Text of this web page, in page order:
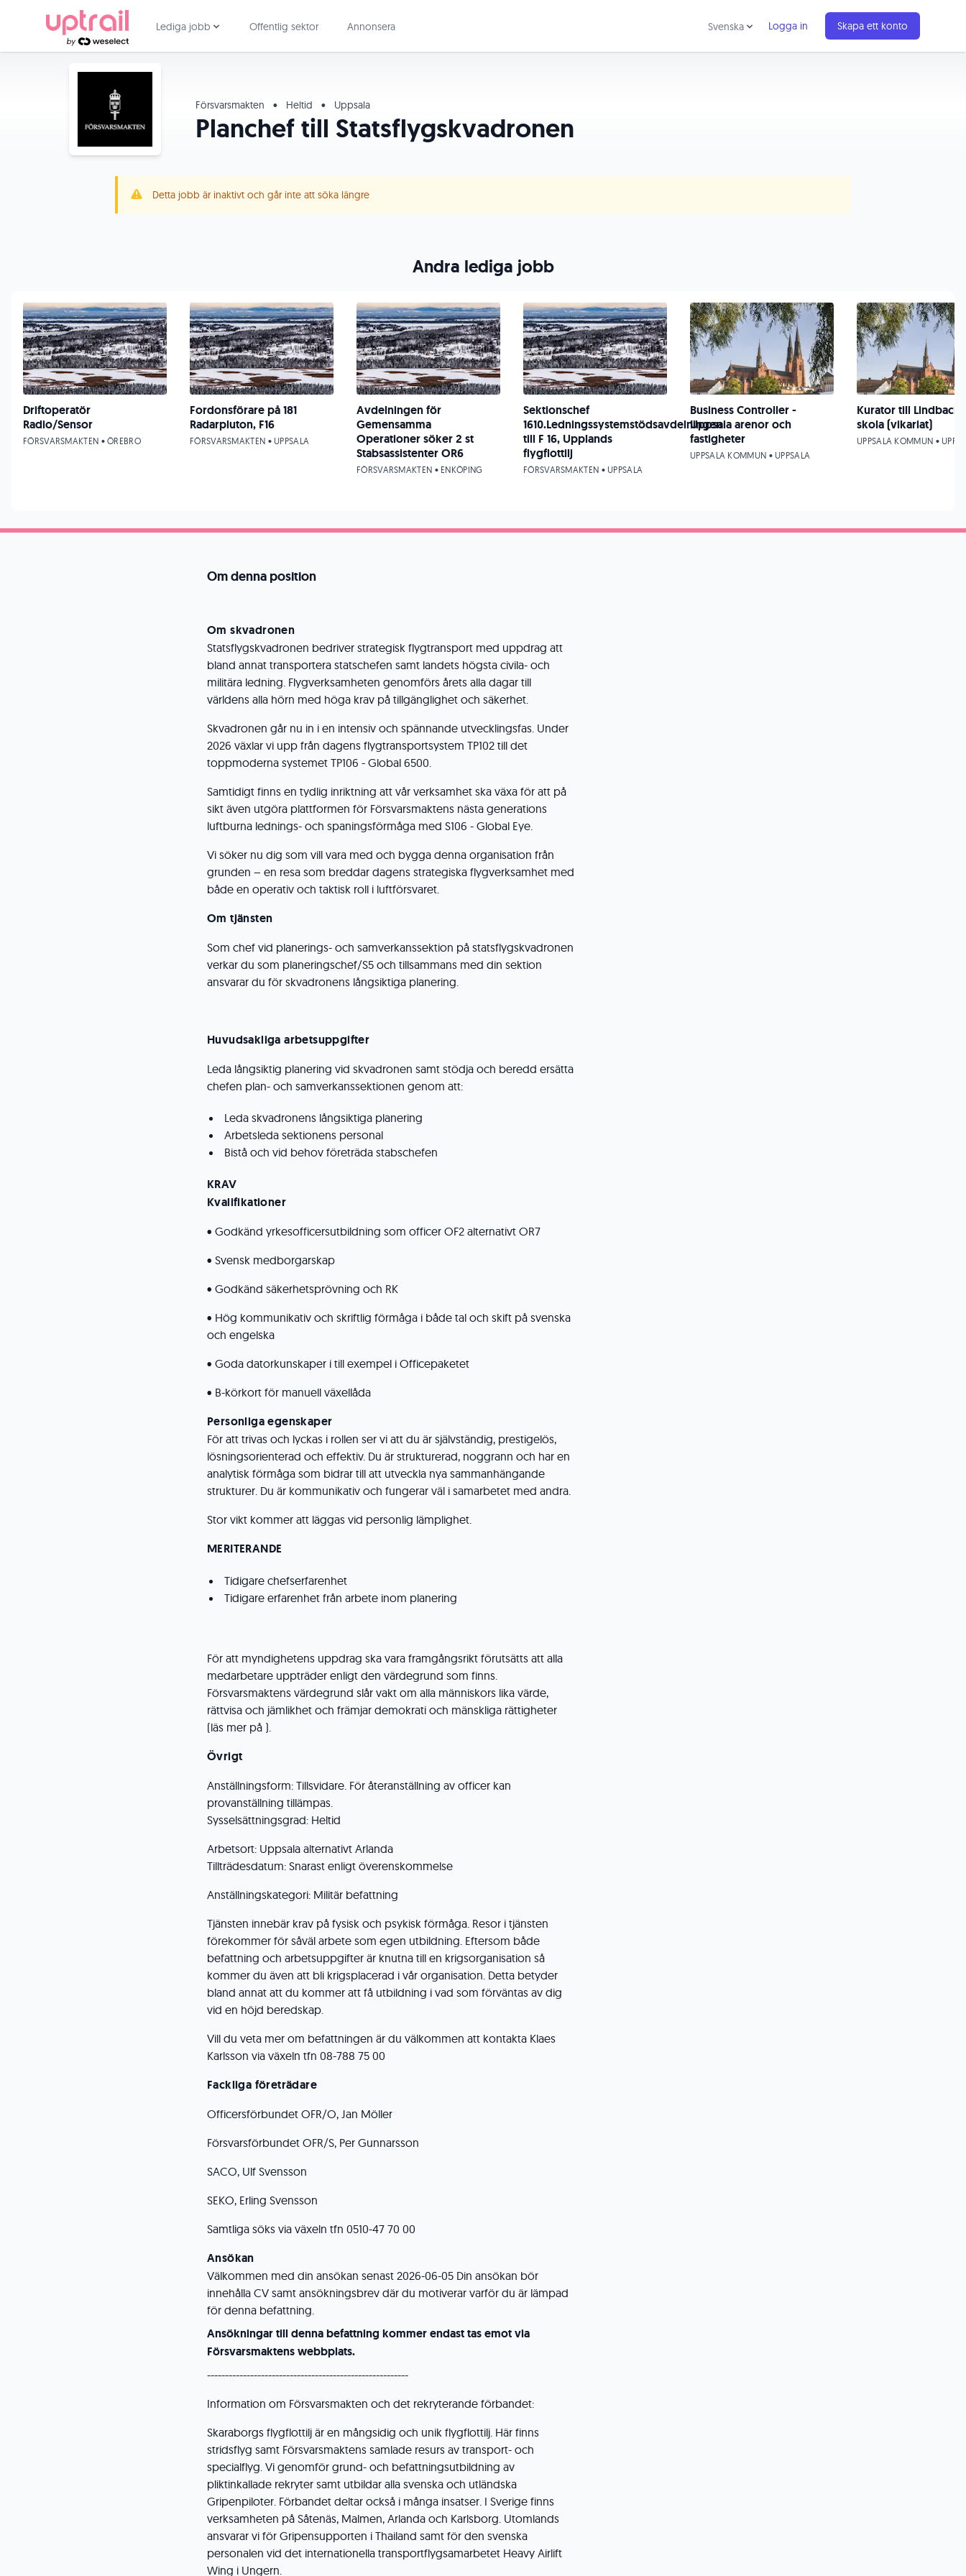
Lediga jobb Offentlig sektor Annonsera Svenska Logga in Skapa ett konto
Försvarsmakten • Heltid • Uppsala
Planchef till Statsflygskvadronen
Detta jobb är inaktivt och går inte att söka längre
Om denna position
Om skvadronen
Statsflygskvadronen bedriver strategisk flygtransport med uppdrag att
bland annat transportera statschefen samt landets högsta civila- och
militära ledning. Flygverksamheten genomförs årets alla dagar till
världens alla hörn med höga krav på tillgänglighet och säkerhet.
Skvadronen går nu in i en intensiv och spännande utvecklingsfas. Under
2026 växlar vi upp från dagens flygtransportsystem TP102 till det
toppmoderna systemet TP106 - Global 6500.
Samtidigt finns en tydlig inriktning att vår verksamhet ska växa för att på
sikt även utgöra plattformen för Försvarsmaktens nästa generations
luftburna lednings- och spaningsförmåga med S106 - Global Eye.
Vi söker nu dig som vill vara med och bygga denna organisation från
grunden – en resa som breddar dagens strategiska flygverksamhet med
både en operativ och taktisk roll i luftförsvaret.
Om tjänsten
Som chef vid planerings- och samverkanssektion på statsflygskvadronen
verkar du som planeringschef/S5 och tillsammans med din sektion
ansvarar du för skvadronens långsiktiga planering.
Huvudsakliga arbetsuppgifter
Leda långsiktig planering vid skvadronen samt stödja och beredd ersätta
chefen plan- och samverkanssektionen genom att:
Leda skvadronens långsiktiga planering
Arbetsleda sektionens personal
Bistå och vid behov företräda stabschefen
KRAV
Kvalifikationer
• Godkänd yrkesofficersutbildning som officer OF2 alternativt OR7
• Svensk medborgarskap
• Godkänd säkerhetsprövning och RK
• Hög kommunikativ och skriftlig förmåga i både tal och skift på svenska
och engelska
• Goda datorkunskaper i till exempel i Officepaketet
• B-körkort för manuell växellåda
Personliga egenskaper
För att trivas och lyckas i rollen ser vi att du är självständig, prestigelös,
lösningsorienterad och effektiv. Du är strukturerad, noggrann och har en
analytisk förmåga som bidrar till att utveckla nya sammanhängande
strukturer. Du är kommunikativ och fungerar väl i samarbetet med andra.
Stor vikt kommer att läggas vid personlig lämplighet.
MERITERANDE
Tidigare chefserfarenhet
Tidigare erfarenhet från arbete inom planering
För att myndighetens uppdrag ska vara framgångsrikt förutsätts att alla
medarbetare uppträder enligt den värdegrund som finns.
Försvarsmaktens värdegrund slår vakt om alla människors lika värde,
rättvisa och jämlikhet och främjar demokrati och mänskliga rättigheter
(läs mer på ).
Övrigt
Anställningsform: Tillsvidare. För återanställning av officer kan
provanställning tillämpas.
Sysselsättningsgrad: Heltid
Arbetsort: Uppsala alternativt Arlanda
Tillträdesdatum: Snarast enligt överenskommelse
Anställningskategori: Militär befattning
Tjänsten innebär krav på fysisk och psykisk förmåga. Resor i tjänsten
förekommer för såväl arbete som egen utbildning. Eftersom både
befattning och arbetsuppgifter är knutna till en krigsorganisation så
kommer du även att bli krigsplacerad i vår organisation. Detta betyder
bland annat att du kommer att få utbildning i vad som förväntas av dig
vid en höjd beredskap.
Vill du veta mer om befattningen är du välkommen att kontakta Klaes
Karlsson via växeln tfn 08-788 75 00
Fackliga företrädare
Officersförbundet OFR/O, Jan Möller
Försvarsförbundet OFR/S, Per Gunnarsson
SACO, Ulf Svensson
SEKO, Erling Svensson
Samtliga söks via växeln tfn 0510-47 70 00
Ansökan
Välkommen med din ansökan senast 2026-06-05 Din ansökan bör
innehålla CV samt ansökningsbrev där du motiverar varför du är lämpad
för denna befattning.
Ansökningar till denna befattning kommer endast tas emot via
Försvarsmaktens webbplats.
--------------------------------------------------------
Information om Försvarsmakten och det rekryterande förbandet:
Skaraborgs flygflottilj är en mångsidig och unik flygflottilj. Här finns
stridsflyg samt Försvarsmaktens samlade resurs av transport- och
specialflyg. Vi genomför grund- och befattningsutbildning av
pliktinkallade rekryter samt utbildar alla svenska och utländska
Gripenpiloter. Förbandet deltar också i många insatser. I Sverige finns
verksamheten på Såtenäs, Malmen, Arlanda och Karlsborg. Utomlands
ansvarar vi för Gripensupporten i Thailand samt för den svenska
personalen vid det internationella transportflygsamarbetet Heavy Airlift
Wing i Ungern.
Andra lediga jobb
Driftoperatör
Radio/Sensor
FÖRSVARSMAKTEN • ÖREBRO
Fordonsförare på 181
Radarpluton, F16
FÖRSVARSMAKTEN • UPPSALA
Avdelningen för
Gemensamma
Operationer söker 2 st
Stabsassistenter OR6
FÖRSVARSMAKTEN • ENKÖPING
Sektionschef
1610.Ledningssystemstödsavdelningen
till F 16, Upplands
flygflottilj
FÖRSVARSMAKTEN • UPPSALA
Business Controller -
Uppsala arenor och
fastigheter
UPPSALA KOMMUN • UPPSALA
Kurator till
skola (vikariat)
UPPSALA KOMMUN •